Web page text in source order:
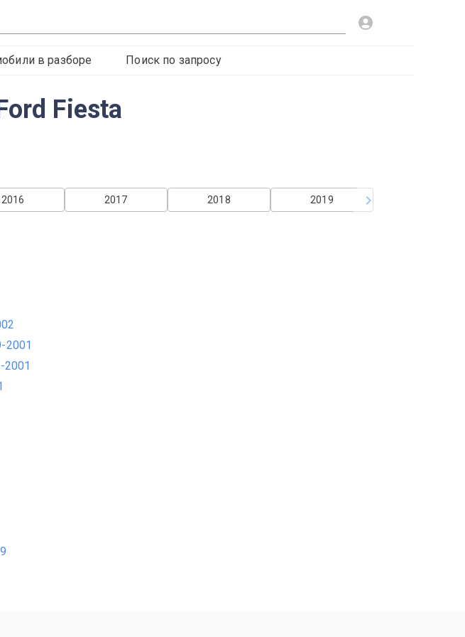
в разборе Поиск по запросу
Fiesta
2019
2018
2017
2016
2001
2001